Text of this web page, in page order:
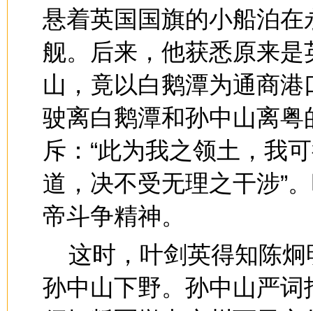
悬着英国国旗的小船泊
舰。后来，他获悉原来
山，竟以白鹅潭为通商
驶离白鹅潭和孙中山离
斥：“此为我之领土，
道，决不受无理之干涉”
帝斗争精神。
这时，叶剑英得知陈
孙中山下野。孙中山严